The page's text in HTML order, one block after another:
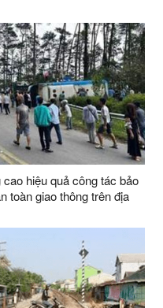
hiệu quả công tác bảo
toàn giao thông trên địa